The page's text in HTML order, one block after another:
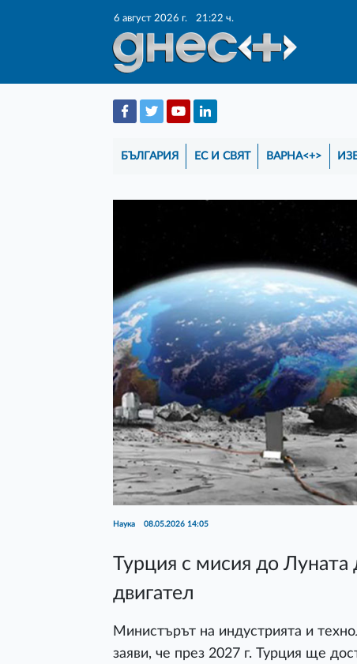
6 август 2026 г. 21:22 ч.
БЪЛГАРИЯ ЕС И СВЯТ ВАРНА<+>
Наука 08.05.2026 14:05
Турция с мисия до Луната
двигател
Министърът на индустрията и
заяви, че през 2027 г. Турция ще